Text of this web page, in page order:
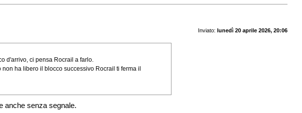
Inviato: lunedì 20 aprile 2026, 20:06
d'arrivo, ci pensa Rocrail a farlo.
ha libero il blocco successivo Rocrail ti ferma il
anche senza segnale.